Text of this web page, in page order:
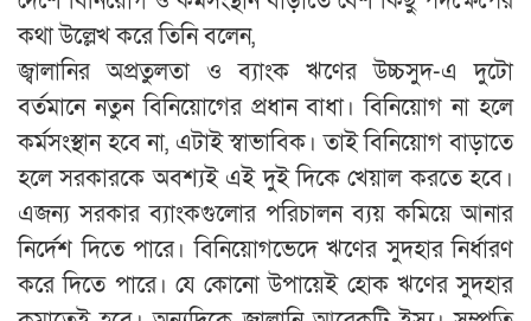
কথা উল্লেখ করে তিনি বলেন,
জ্বালানির অপ্রতুলতা ও ব্যাংক ঋণের উচ্চসুদ-এ দুটো
বর্তমানে নতুন বিনিয়োগের প্রধান বাধা। বিনিয়োগ না হলে
কর্মসংস্থান হবে না, এটাই স্বাভাবিক। তাই বিনিয়োগ বাড়াতে
হলে সরকারকে অবশ্যই এই দুই দিকে খেয়াল করতে হবে।
এজন্য সরকার ব্যাংকগুলোর পরিচালন ব্যয় কমিয়ে আনার
নির্দেশ দিতে পারে। বিনিয়োগভেদে ঋণের সুদহার নির্ধারণ
করে দিতে পারে। যে কোনো উপায়েই হোক ঋণের সুদহার